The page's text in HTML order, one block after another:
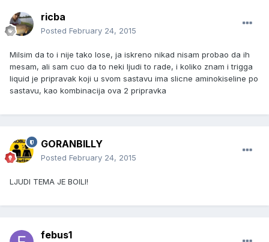
ricba
Posted February 24, 2015
Milsim da to i nije tako lose, ja iskreno nikad nisam probao da ih
mesam, ali sam cuo da to neki ljudi to rade, i koliko znam i trigga
liquid je pripravak koji u svom sastavu ima slicne aminokiseline po
sastavu, kao kombinacija ova 2 pripravka
GORANBILLY
Posted February 24, 2015
LJUDI TEMA JE BOILI!
febus1